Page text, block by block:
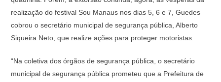
realização do festival Sou Manaus nos dias 5, 6 e 7, Guedes
cobrou o secretário municipal de segurança pública, Alberto
Siqueira Neto, que realize ações para proteger motoristas.
“Na coletiva dos órgãos de segurança pública, o secretário
municipal de segurança pública prometeu que a Prefeitura de